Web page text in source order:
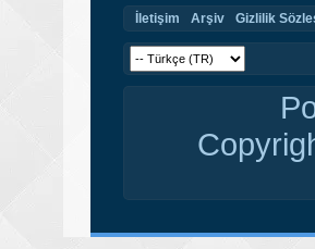
İletişim Arşiv Gizlilik